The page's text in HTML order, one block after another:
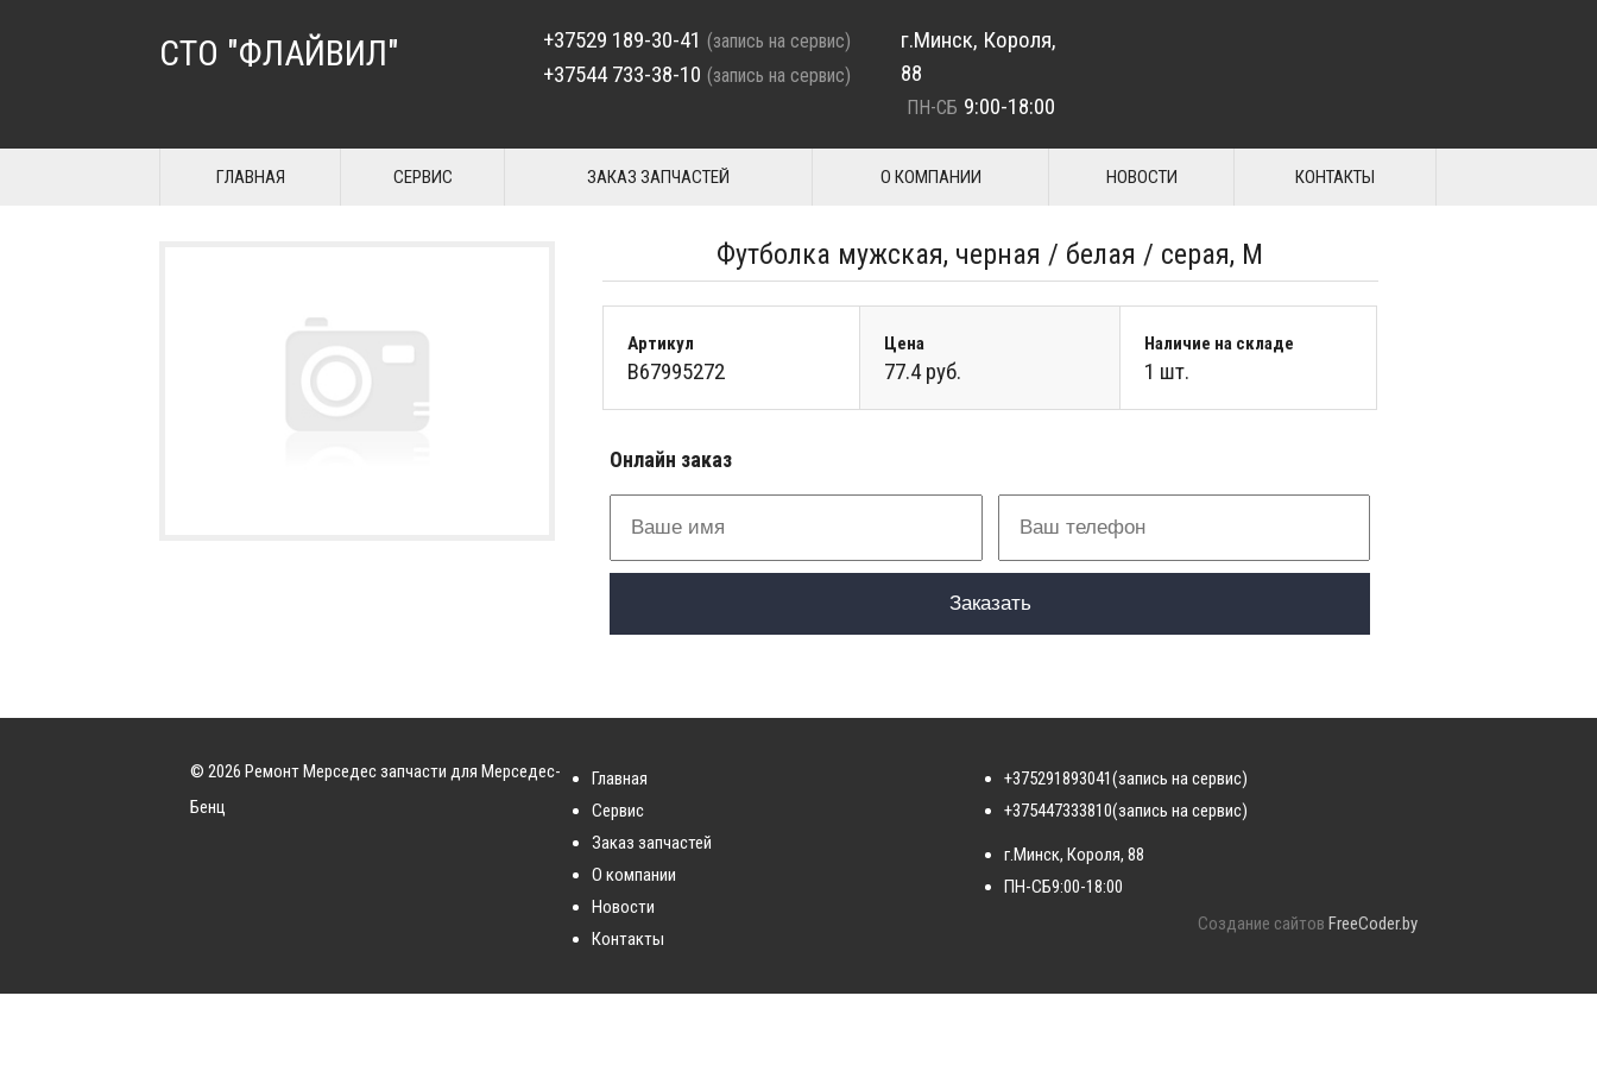
СТО "ФЛАЙВИЛ" +37529 189-30-41 (запись на сервис)
+37544 733-38-10 (запись на сервис)
г.Минск, Короля,
88
ПН-СБ 9:00-18:00
ГЛАВНАЯ СЕРВИС ЗАКАЗ ЗАПЧАСТЕЙ О КОМПАНИИ НОВОСТИ КОНТАКТЫ
Футболка мужская, черная / белая / серая, M
Артикул
B67995272
Цена
77.4 руб.
Наличие на складе
1 шт.
Онлайн заказ
© 2026 Ремонт Мерседес запчасти для Мерседес-
Бенц
Главная
Сервис
Заказ запчастей
О компании
Новости
Контакты
+375291893041(запись на сервис)
+375447333810(запись на сервис)
г.Минск, Короля, 88
ПН-СБ9:00-18:00
Создание сайтов FreeCoder.by